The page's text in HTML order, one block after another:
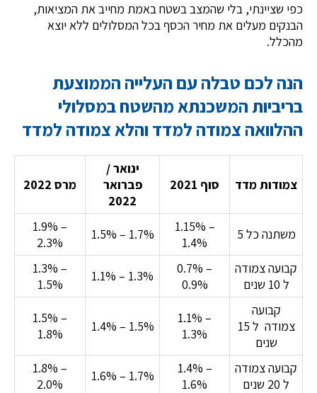
כפי שציינתי, בלי שהמצב בשטח באמת מחייב את המציאות,
הבנקים מעלים את מחיר הכסף בכל המסלולים ללא יוצא
מהכלל.
הנה לכם טבלה עם העלייה הממוצעת
בריביות המשכנתא מהשטח במסלולי
ההלוואה צמודה למדד והלא צמודה למדד
צמודות מדד סוף 2021
ינואר /
פברואר
2022
מרס 2022
משתנה כל 5
1.15% –
1.4%
1.5% – 1.7%
1.9% –
2.3%
קבועה צמודה
ל 10 שנים
0.7% –
0.9%
1.1% – 1.3%
1.3% –
1.5%
קבועה
צמודה ל 15
שנים
1.1% –
1.3%
1.4% – 1.5%
1.5% –
1.8%
קבועה צמודה
ל 20 שנים
1.4% –
1.6%
1.6% – 1.7%
1.8% –
2.0%